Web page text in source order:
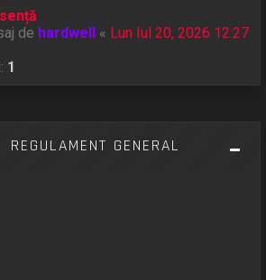
de hardwell « Lun Iul 20, 2026 12:27
1
REGULAMENT GENERAL